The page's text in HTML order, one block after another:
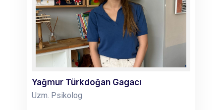
Yağmur Türkdoğan Gagacı
Uzm. Psikolog